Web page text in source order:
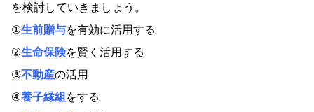
を検討していきましょう。
①生前贈与を有効に活用する
②生命保険を賢く活用する
③不動産の活用
④養子縁組 をする